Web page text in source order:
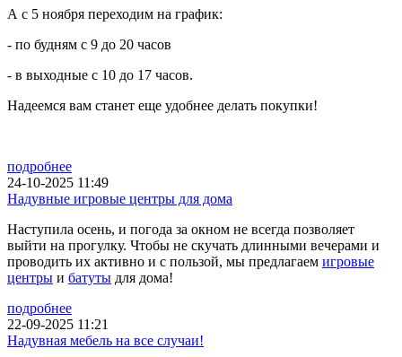
А с 5 ноября переходим на график:
- по будням с 9 до 20 часов
- в выходные с 10 до 17 часов.
Надеемся вам станет еще удобнее делать покупки!
подробнее
24-10-2025 11:49
Надувные игровые центры для дома
Наступила осень, и погода за окном не всегда позволяет
выйти на прогулку. Чтобы не скучать длинными вечерами и
проводить их активно и с пользой, мы предлагаем игровые
центры и батуты для дома!
подробнее
22-09-2025 11:21
Надувная мебель на все случаи!